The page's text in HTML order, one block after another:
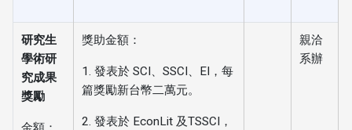
研究生
學術研
究成果
獎勵
獎助金額：
1. 發表於 SCI、SSCI、EI，每
篇獎勵新台幣二萬元。
2. 發表於 EconLit 及TSSCI，
親洽
系辦